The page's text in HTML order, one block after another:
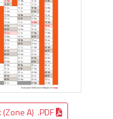
(Zone A) .PDF